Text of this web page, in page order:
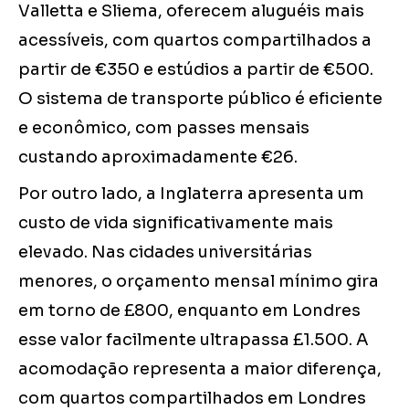
Valletta e Sliema, oferecem aluguéis mais
acessíveis, com quartos compartilhados a
partir de €350 e estúdios a partir de €500.
O sistema de transporte público é eficiente
e econômico, com passes mensais
custando aproximadamente €26.
Por outro lado, a Inglaterra apresenta um
custo de vida significativamente mais
elevado. Nas cidades universitárias
menores, o orçamento mensal mínimo gira
em torno de £800, enquanto em Londres
esse valor facilmente ultrapassa £1.500. A
acomodação representa a maior diferença,
com quartos compartilhados em Londres